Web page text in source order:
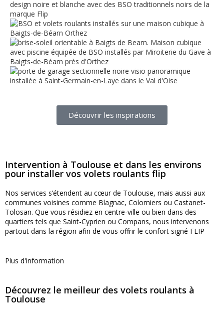
Découvrir les inspirations
Intervention à Toulouse et dans les environs
pour installer vos volets roulants flip
Nos services s’étendent au cœur de Toulouse, mais aussi aux
communes voisines comme Blagnac, Colomiers ou Castanet-
Tolosan. Que vous résidiez en centre-ville ou bien dans des
quartiers tels que Saint-Cyprien ou Compans, nous intervenons
partout dans la région afin de vous offrir le confort signé FLIP
Plus d'information
Découvrez le meilleur des volets roulants à
Toulouse